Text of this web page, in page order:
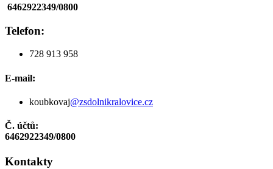
6462922349/0800
Telefon:
728 913 958
E-mail:
koubkovaj@zsdolnikralovice.cz
Č. účtů:
6462922349/0800
Kontakty